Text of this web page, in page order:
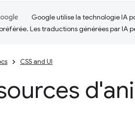
Google utilise la technologie IA
Les traductions générées par IA
CSS and UI